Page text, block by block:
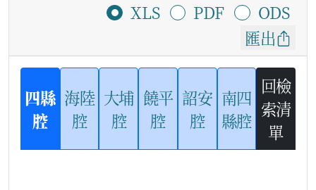
XLS
PDF
ODS
匯出
四縣
腔
海陸
腔
大埔
腔
饒平
腔
詔安
腔
南四
縣腔
回檢
索清
單